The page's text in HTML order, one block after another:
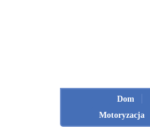
Dom
Motoryzacja